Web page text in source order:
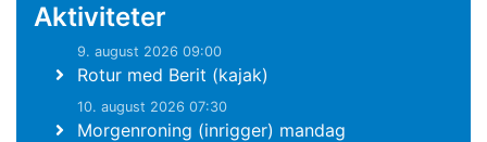
Aktiviteter
9. august 2026 09:00
Rotur med Berit (kajak)
10. august 2026 07:30
Morgenroning (inrigger) mandag